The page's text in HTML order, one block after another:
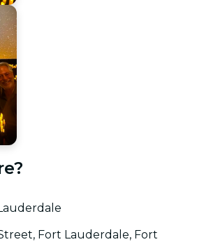
Fort Lauderdale, Fort